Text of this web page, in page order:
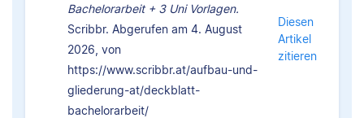
Bachelorarbeit + 3 Uni Vorlagen.
Scribbr. Abgerufen am 4. August
2026, von
https://www.scribbr.at/aufbau-und-
gliederung-at/deckblatt-
bachelorarbeit/
Diesen
Artikel
zitieren